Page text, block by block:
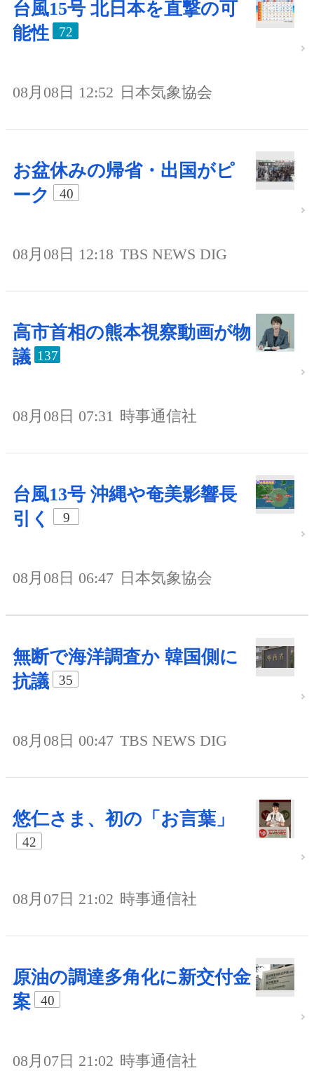
台風15号 北日本を直撃の可
能性
72
08月08日 12:52 日本気象協会
お盆休みの帰省・出国がピ
ーク
40
08月08日 12:18 TBS NEWS DIG
高市首相の熊本視察動画が物
議 137
08月08日 07:31 時事通信社
台風13号 沖縄や奄美影響長
引く
9
08月08日 06:47 日本気象協会
無断で海洋調査か 韓国側に
抗議
35
08月08日 00:47 TBS NEWS DIG
悠仁さま、初の「お言葉」
42
08月07日 21:02 時事通信社
原油の調達多角化に新交付金
案
40
08月07日 21:02 時事通信社